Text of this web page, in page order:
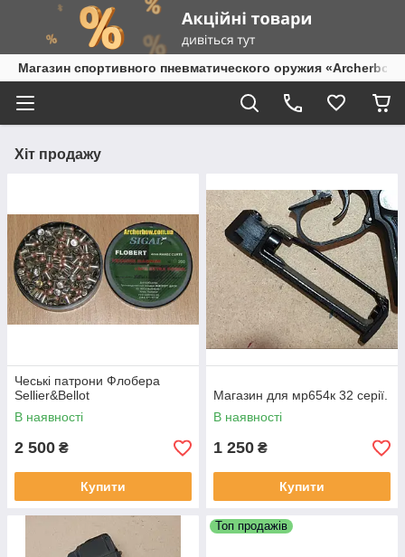
Магазин спортивного пневматического оружия
Хіт продажу
Чеські патрони Флобера
Sellier&Bellot
В наявності
2 500 ₴
Купити
Магазин для мр654к 32 серії.
В наявності
1 250 ₴
Купити
Топ продажів